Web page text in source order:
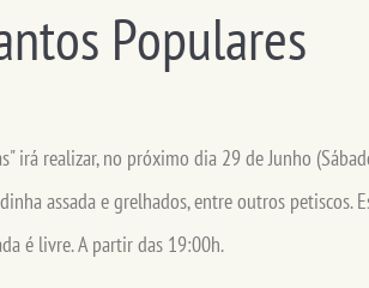
Populares
irá realizar, no próximo dia 29 de Junho
assada e grelhados, entre outros
é livre. A partir das 19:00h.